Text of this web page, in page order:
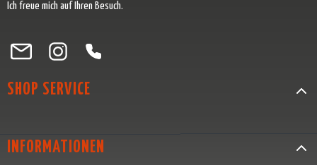
Ich freue mich auf Ihren Besuch.
Besuche uns auf Facebook – öffnet in neuem Tab (externer Link)
Schau auf Instagram vorbei – öffnet in neuem Tab (externer Link)
Lass dich auf Pinterest inspirieren – öffnet in neuem Tab
Folge uns auf X – öffnet in neuem Tab (externer Link)
SHOP SERVICE
INFORMATIONEN